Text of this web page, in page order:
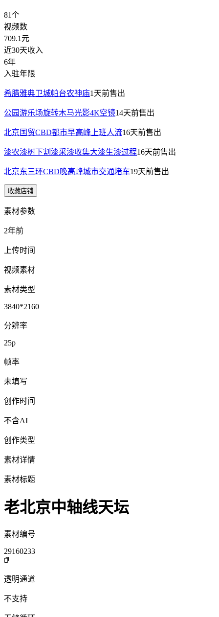
81个
视频数
709.1 元
近30天收入
6年
入驻年限
希腊雅典卫城帕台农神庙1天前售出
公园游乐场旋转木马光影4K空镜14天前售出
北京国贸CBD都市早高峰上班人流16天前售出
漆农漆树下割漆采漆收集大漆生漆过程16天前售出
北京东三环CBD晚高峰城市交通堵车19天前售出
收藏店铺
素材参数
2年前
上传时间
视频素材
素材类型
3840*2160
分辨率
25p
帧率
未填写
创作时间
不含AI
创作类型
素材详情
素材标题
老北京中轴线天坛
素材编号
29160233
透明通道
不支持